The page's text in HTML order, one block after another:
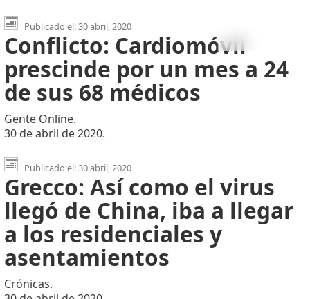
Publicado el: 30 abril, 2020
Conflicto: Cardiomóvil
prescinde por un mes a 24
de sus 68 médicos
Gente Online.
30 de abril de 2020.
Publicado el: 30 abril, 2020
Grecco: Así como el virus
llegó de China, iba a llegar
a los residenciales y
asentamientos
Crónicas.